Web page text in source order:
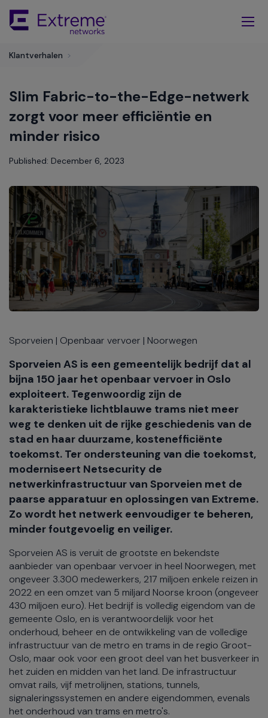
Main
Klantverhalen >
Slim Fabric-to-the-Edge-netwerk
zorgt voor meer efficiëntie en
minder risico
Published: December 6, 2023
Sporveien | Openbaar vervoer | Noorwegen
Sporveien AS is een gemeentelijk bedrijf dat al
bijna 150 jaar het openbaar vervoer in Oslo
exploiteert. Tegenwoordig zijn de
karakteristieke lichtblauwe trams niet meer
weg te denken uit de rijke geschiedenis van de
stad en haar duurzame, kostenefficiënte
toekomst. Ter ondersteuning van die toekomst,
moderniseert Netsecurity de
netwerkinfrastructuur van Sporveien met de
paarse apparatuur en oplossingen van Extreme.
Zo wordt het netwerk eenvoudiger te beheren,
minder foutgevoelig en veiliger.
Sporveien AS is veruit de grootste en bekendste
aanbieder van openbaar vervoer in heel Noorwegen, met
ongeveer 3.300 medewerkers, 217 miljoen enkele reizen in
2022 en een omzet van 5 miljard Noorse kroon (ongeveer
430 miljoen euro). Het bedrijf is volledig eigendom van de
gemeente Oslo, en is verantwoordelijk voor het
onderhoud, beheer en de ontwikkeling van de volledige
infrastructuur van de metro en trams in de regio Groot-
Oslo, maar ook voor een groot deel van het busverkeer in
het zuiden en midden van het land. De infrastructuur
omvat rails, vijf metrolijnen, stations, tunnels,
signaleringssystemen en andere eigendommen, evenals
het onderhoud van trams en metro's.